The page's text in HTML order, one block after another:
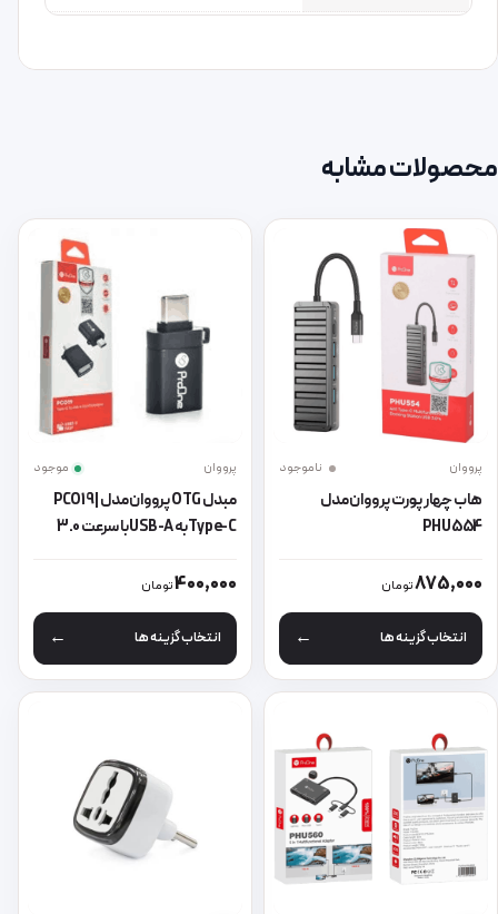
محصولات مشابه
پرووان ناموجود
هاب چهار پورت پرووان مدل
PHU554
875,000تومان
انتخاب گزینه ها
این محصول دارای انواع مختلفی می باشد. گزینه ها ممکن است در
پرووان موجود
مبدل OTG پرووان مدل PCO19 |
Type-C به USB-A با سرعت 3.0
400,000تومان
انتخاب گزینه ها
این محصول دارای انواع